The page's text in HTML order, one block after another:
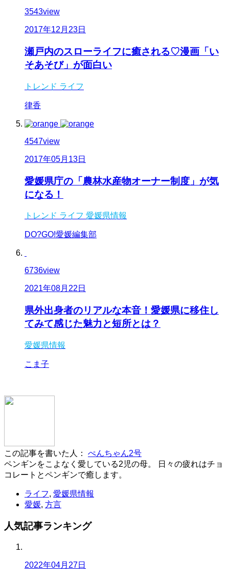
3543view
2017年12月23日
瀬戸内のスローライフに癒される♡漫画「い
そあそび」が面白い
トレンド ライフ
律香
4547view
2017年05月13日
愛媛県庁の「農林水産物オーナー制度」が気
になる！
トレンド ライフ 愛媛県情報
DO?GO!愛媛編集部
6736view
2021年08月22日
県外出身者のリアルな本音！愛媛県に移住し
てみて感じた魅力と短所とは？
愛媛県情報
こま子
この記事を書いた人：
ぺんちゃん2号
ペンギンをこよなく愛している2児の母。 日々の疲れはチョ
コレートとペンギンで癒します。
ライフ, 愛媛県情報
愛媛, 方言
人気記事ランキング
2022年04月27日